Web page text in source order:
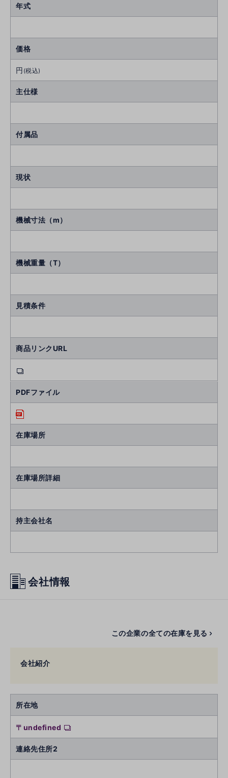
年式
価格
円 (税込)
主仕様
付属品
現状
機械寸法（m）
機械重量（T）
見積条件
商品リンクURL
PDFファイル
在庫場所
在庫場所詳細
持主会社名
会社情報
この企業の全ての在庫を見る
会社紹介
所在地
〒undefined
連絡先住所2